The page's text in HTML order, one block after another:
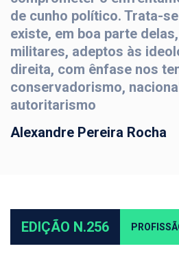
de cunho político. Trata-
existe, em boa parte
militares, adeptos às
direita, com ênfase nos
conservadorismo,
autoritarismo
Alexandre Pereira Rocha
EDIÇÃO N.256